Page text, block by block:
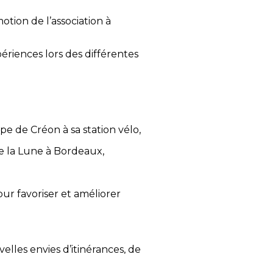
de l’association à
lors des différentes
de Créon à sa station vélo,
la Lune à Bordeaux,
favoriser et améliorer
envies d’itinérances, de